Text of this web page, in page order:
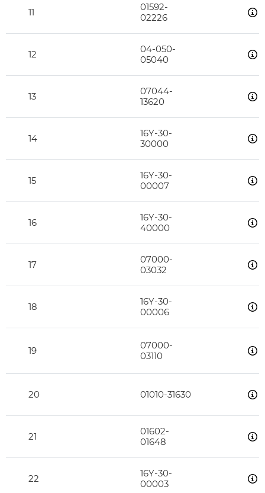
11
01592-
02226
12
04-050-
05040
13
07044-
13620
14
16Y-30-
30000
15
16Y-30-
00007
16
16Y-30-
40000
17
07000-
03032
18
16Y-30-
00006
19
07000-
03110
20 01010-31630
21
01602-
01648
22
16Y-30-
00003